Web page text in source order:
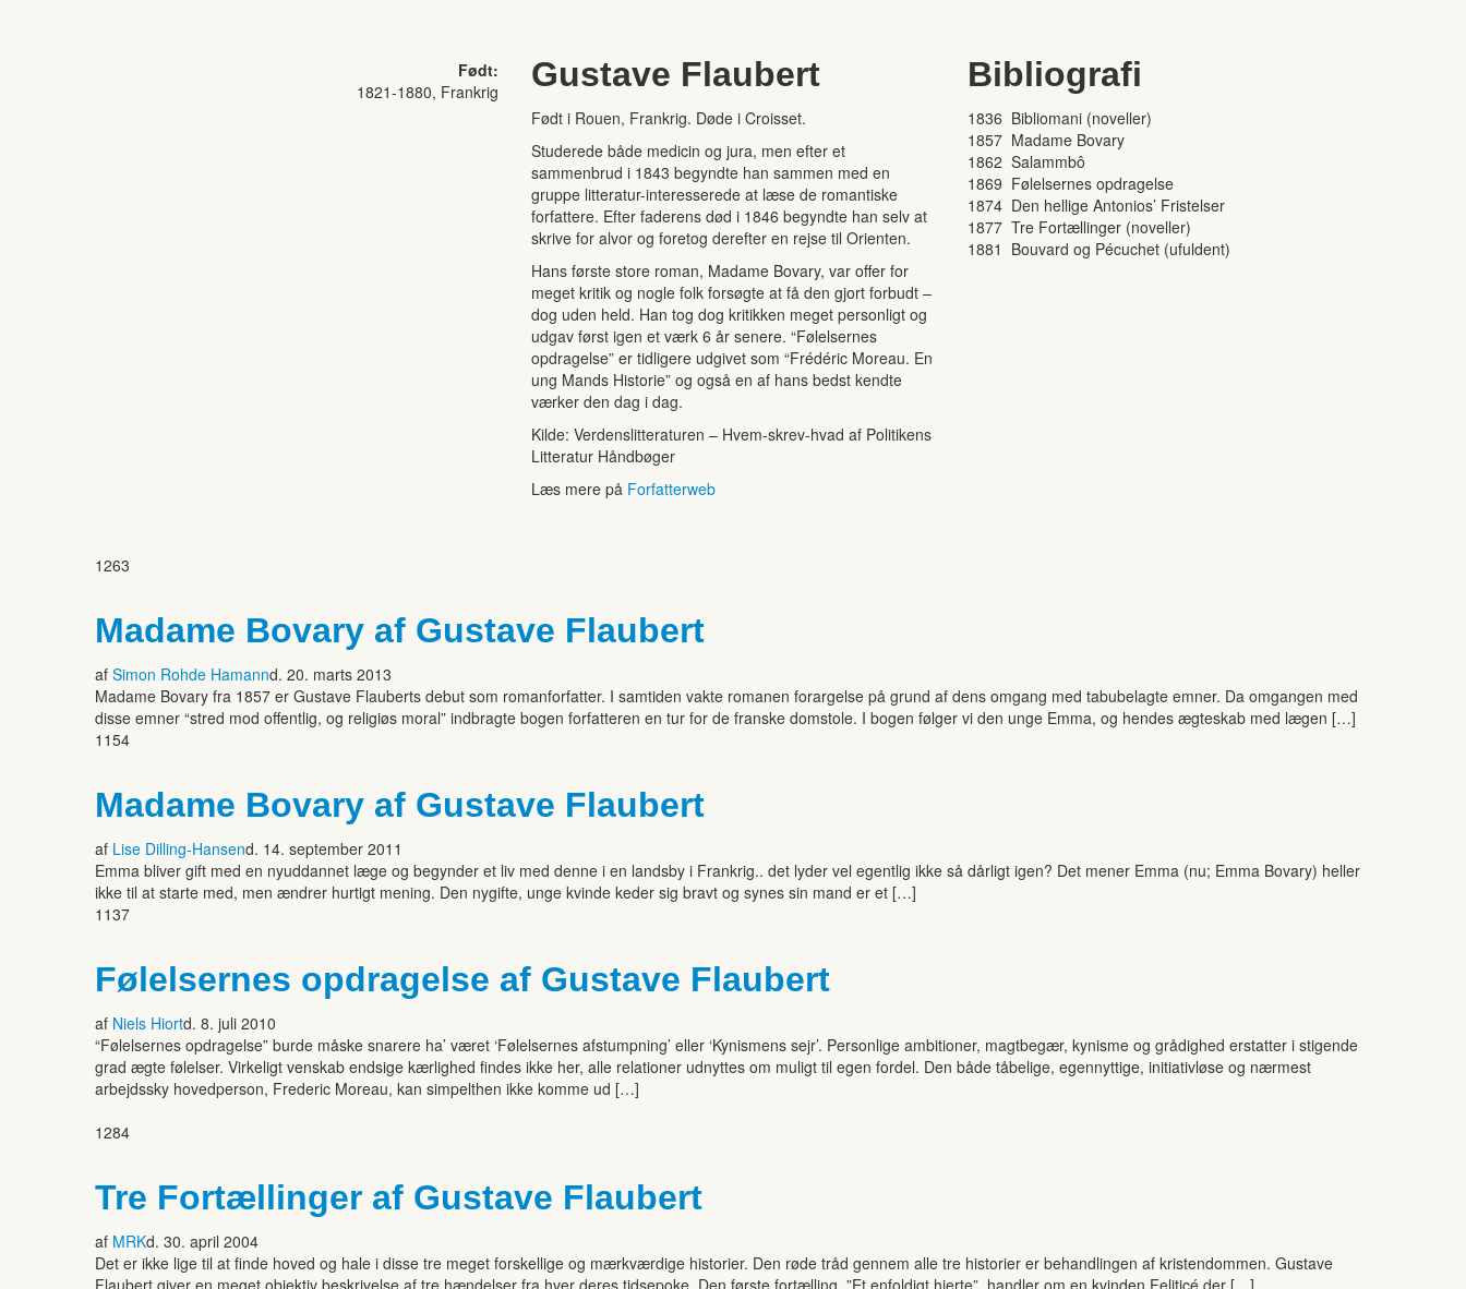
Født:
1821-1880, Frankrig
Gustave Flaubert
Født i Rouen, Frankrig. Døde i Croisset.
Studerede både medicin og jura, men efter et
sammenbrud i 1843 begyndte han sammen med en
gruppe litteratur-interesserede at læse de romantiske
forfattere. Efter faderens død i 1846 begyndte han selv at
skrive for alvor og foretog derefter en rejse til Orienten.
Hans første store roman, Madame Bovary, var offer for
meget kritik og nogle folk forsøgte at få den gjort forbudt –
dog uden held. Han tog dog kritikken meget personligt og
udgav først igen et værk 6 år senere. “Følelsernes
opdragelse” er tidligere udgivet som “Frédéric Moreau. En
ung Mands Historie” og også en af hans bedst kendte
værker den dag i dag.
Kilde: Verdenslitteraturen – Hvem-skrev-hvad af Politikens
Litteratur Håndbøger
Læs mere på Forfatterweb
Bibliografi
1836 Bibliomani (noveller)
1857 Madame Bovary
1862 Salammbô
1869 Følelsernes opdragelse
1874 Den hellige Antonios’ Fristelser
1877 Tre Fortællinger (noveller)
1881 Bouvard og Pécuchet (ufuldent)
1263
Madame Bovary af Gustave Flaubert
af Simon Rohde Hamannd. 20. marts 2013
Madame Bovary fra 1857 er Gustave Flauberts debut som romanforfatter. I samtiden vakte romanen forargelse på grund af dens omgang med tabubelagte emner. Da omgangen med
disse emner “stred mod offentlig, og religiøs moral” indbragte bogen forfatteren en tur for de franske domstole. I bogen følger vi den unge Emma, og hendes ægteskab med lægen […]
1154
Madame Bovary af Gustave Flaubert
af Lise Dilling-Hansend. 14. september 2011
Emma bliver gift med en nyuddannet læge og begynder et liv med denne i en landsby i Frankrig.. det lyder vel egentlig ikke så dårligt igen? Det mener Emma (nu; Emma Bovary) heller
ikke til at starte med, men ændrer hurtigt mening. Den nygifte, unge kvinde keder sig bravt og synes sin mand er et […]
1137
Følelsernes opdragelse af Gustave Flaubert
af Niels Hiortd. 8. juli 2010
“Følelsernes opdragelse” burde måske snarere ha’ været ‘Følelsernes afstumpning’ eller ‘Kynismens sejr’. Personlige ambitioner, magtbegær, kynisme og grådighed erstatter i stigende
grad ægte følelser. Virkeligt venskab endsige kærlighed findes ikke her, alle relationer udnyttes om muligt til egen fordel. Den både tåbelige, egennyttige, initiativløse og nærmest
arbejdssky hovedperson, Frederic Moreau, kan simpelthen ikke komme ud […]
1284
Tre Fortællinger af Gustave Flaubert
af MRKd. 30. april 2004
Det er ikke lige til at finde hoved og hale i disse tre meget forskellige og mærkværdige historier. Den røde tråd gennem alle tre historier er behandlingen af kristendommen. Gustave
Flaubert giver en meget objektiv beskrivelse af tre hændelser fra hver deres tidsepoke. Den første fortælling, ”Et enfoldigt hjerte”, handler om en kvinden Feliticé der […]